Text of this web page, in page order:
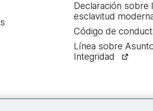
Declaración sobre
esclavitud
Código de
Línea sobre
Integridad